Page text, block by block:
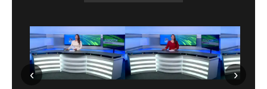
‹ ›